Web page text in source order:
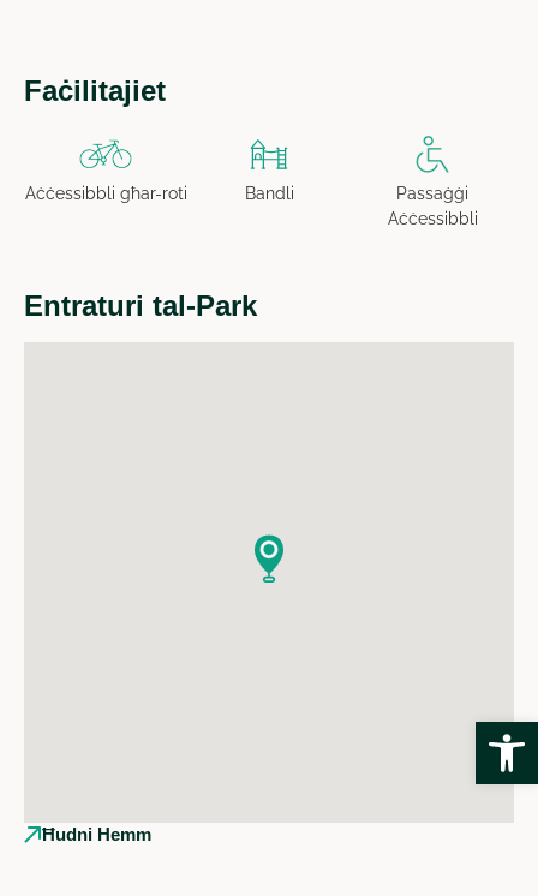
Faċilitajiet
Aċċessibbli għar-roti Bandli
Passaġġi
Aċċessibbli
Entraturi tal-Park
Ħudni Hemm